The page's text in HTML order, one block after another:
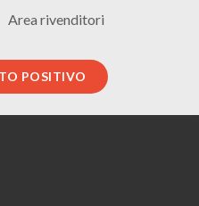
Area rivenditori
POSITIVO